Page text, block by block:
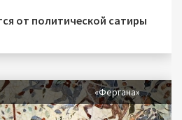
от политической сатиры
«Фергана»